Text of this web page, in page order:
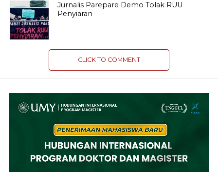
Jurnalis Parepare Demo Tolak RUU
Penyiaran
CLICK TO COMMENT